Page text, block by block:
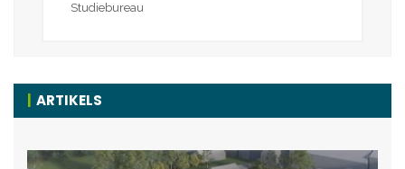
Studiebureau
ARTIKELS